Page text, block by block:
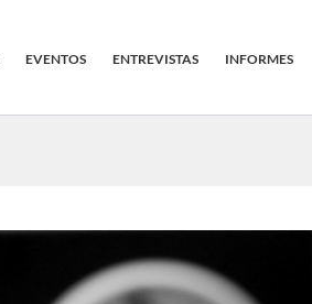
EVENTOS ENTREVISTAS INFORMES